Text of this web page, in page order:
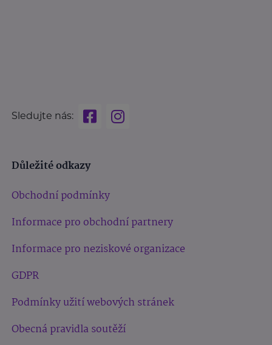
Sledujte nás:
Důležité odkazy
Obchodní podmínky
Informace pro obchodní partnery
Informace pro neziskové organizace
GDPR
Podmínky užití webových stránek
Obecná pravidla soutěží